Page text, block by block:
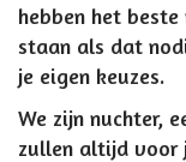
hebben het
staan als dat
je eigen keuzes.
We zijn nuchter,
zullen altijd voor